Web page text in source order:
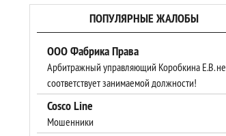
ПОПУЛЯРНЫЕ ЖАЛОБЫ
ООО Фабрика Права
Арбитражный управляющий Коробкина Е.В. не
соответствует занимаемой должности!
Cosco Line
Мошенники